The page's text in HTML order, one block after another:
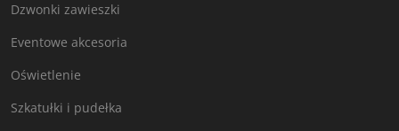
Dzwonki zawieszki
Eventowe akcesoria
Oświetlenie
Szkatułki i pudełka